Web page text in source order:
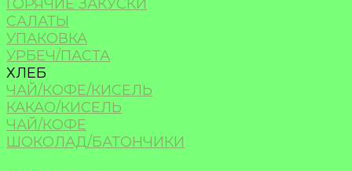
ГОРЯЧИЕ ЗАКУСКИ
САЛАТЫ
УПАКОВКА
УРБЕЧ/ПАСТА
ХЛЕБ
ЧАЙ/КОФЕ/КИСЕЛЬ
КАКАО/КИСЕЛЬ
ЧАЙ/КОФЕ
ШОКОЛАД/БАТОНЧИКИ